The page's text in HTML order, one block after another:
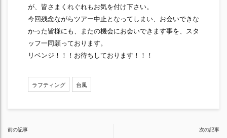
が、皆さまくれぐれもお気を付け下さい。
今回残念ながらツアー中止となってしまい、お会いできな
かった皆様にも、またの機会にお会いできます事を、スタ
ッフ一同願っております。
リベンジ！！！お待ちしております！！！
ラフティング 台風
Post
前の記事 次の記事